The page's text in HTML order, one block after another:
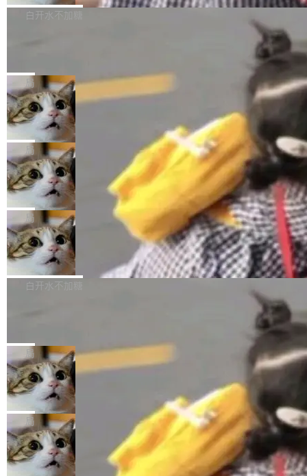
P9 patch03及以上版本。 *升级路径：设置 > 搜
很多中国音视频开发者而言，这个名字并不陌
“启蒙老师”。 而今年，恰好是雷霄骅离世十周
年。FFmpeg 社区最终选择用一个大版本的名
字，留下了这份纪念。 雷霄骅曾是中国传媒大学
数字电视技术方向的博士生，长期从事视频、音
频技...
导致公司在多个项目上超支。《金融时报》报道
编写程序，目标是完成电商平台作者信息与商品
列表的数据匹配 —— 一项常规的数据处理任
务，最终却产生了 180 万美元的账单，实际支出
超出原定预算 860%。 更令人意外的是，该项目
最终并未成功落地，而高额算力消耗持续运行长
达 5 个月，公司直到财务对账时才察觉异常。这
意味着一个无人看管的 AI 程序，在近半年时间
里日夜不停地"烧钱"。 复盘显示，...
白开水不加糖
e CEO Clément Delangue 在 CNBC 的采访里
没有拐弯抹角。他说中国正在赢得 AI 竞赛，而
且按目前的速度，中国 AI 工具预计在今年底或
2027 年就能追上美国前沿实验室的水平。 Dela
ngue 把原因归结为一件事：开放协作。中国的
AI 开发者在一个共享和协作的生态里加速迭代，
而美国模型厂商在"闭门造车"。他的原话是 "buil
ding in silos"——各自为战，互不通气。 这个判
断从他嘴里说出来分量不同。Hugging Face 是
全球最大的开源 AI 平台，上面跑着上百万个模
型。谁在开源赛道上领先，...
局
当 AI agent 把源码变成了最好的扩展系
统，开发者工具必须开源
五年前，David Crawshaw 问过很多软件工程师
一个问题：你写过什么给自己用的程序？答案几
乎都是没有。工程师们整天用别人写的程序写程
序给别人用。偶尔有人自己写个博客系统、智能
家居控制、家庭实验室，都算稀奇事。 Crawsh
aw 是 Shelley 的作者，一个开源 AI coding age
nt。他最近在博客上写了一篇文章，核心论点很
简单：开发者工具必须开源。 理由不是传统的自
由软件情怀，而是一个跟 AI agent 直接相关的
技术判断。 两行 prompt 就能个性化任何软件 C
局
DeepSeek Harness 宣布内测邀请，全
网最大规模开源 Agent 路演现场诞生
一条内测招募帖，发出去的时候大概没人想到它
会变成一场开源 Agent 生态的路演。 8月1日，
DeepSeek Harness 团队负责人崔添翼（tiany
i）在 X 上发帖： 「如果你是 Agent Harness 相
关开源项目的开发者，希望参加 DeepSeek Har
ness 的内测，可以回复或私信联系我。请附上
Harness 负责把能力落到真实环境中——调用工
具、读写文件、管理上下文、处理错误、完成闭
环。崔添翼招人的标...
局
商汤 SenseNova U1.5-Lite-Preview
开源
商汤科技宣布面向社区开源轻量级统一多模态模
型的预览版本 SenseNova U1.5-Lite-Preview。
理解、推理、生成与编辑，还仅以 8B-MoT 的轻
量大小，将能力推进到4K、更精细的真实质感、
更复杂的视觉控制和可持续迭代编辑。 相比 U
1，U1.5-Lite-Preview 在以下方向上带来了显著
提升： 原生支持4K图像生成； 更精细的局部纹
理、细节与真实世界质感； 更准确的中英文文字
生成与复杂版式组织； 更稳定的图...
白开水不加糖
nap。这次是 hwctl——一个用来检查 Ubuntu
硬件认证状态的命令行工具。 Canonical 工程师
Alan Griffiths 在邮件列表中说得很直白：「hwc
tl 是一个 Ubuntu 专有的包，它和它的依赖项都
是 Ubuntu 专有的，不会用在其他发行版上。」
所以 deb 版本的受众实际上为零。既然只有 Ub
untu 用户在用，那用 snap 打包就没什么可纠结
的。 从 deb 到 snap 的迁移路径 hwctl 是 rust-
局
Dario Amodei 担心新人来 Anthropic
只为金钱，不为使命
顶级 AI 研究员在两家公司之间来回跳，中间只
隔了几天。 Lilian Weng 上周刚宣布因健康原因
离开 Thinking Machines Lab，说自己作为联合
创始人的角色「太累了」。几天后，The Inform
ation 就曝出她将重回 OpenAI，负责递归自我
局
FFmpeg 9.0 发布
FFmpeg 9.0 现已发布，包含多项改进。官方更